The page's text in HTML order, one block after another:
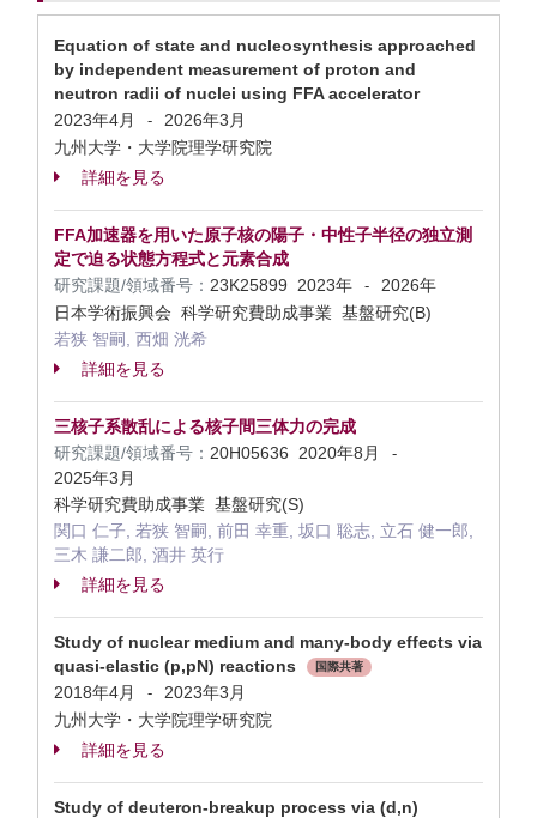
Equation of state and nucleosynthesis approached
by independent measurement of proton and
neutron radii of nuclei using FFA accelerator
2023年4月
-
2026年3月
九州大学・大学院理学研究院
詳細を見る
FFA加速器を用いた原子核の陽子・中性子半径の独立測
定で迫る状態方程式と元素合成
研究課題/領域番号： 23K25899 2023年 -
2026年
日本学術振興会 科学研究費助成事業 基盤研究(B)
若狭 智嗣, 西畑 洸希
詳細を見る
三核子系散乱による核子間三体力の完成
研究課題/領域番号： 20H05636 2020年8月 -
2025年3月
科学研究費助成事業 基盤研究(S)
関口 仁子, 若狭 智嗣, 前田 幸重, 坂口 聡志, 立石 健一郎,
三木 謙二郎, 酒井 英行
詳細を見る
Study of nuclear medium and many-body effects via
quasi-elastic (p,pN) reactions
国際共著
2018年4月 -
2023年3月
九州大学・大学院理学研究院
詳細を見る
Study of deuteron-breakup process via (d,n)